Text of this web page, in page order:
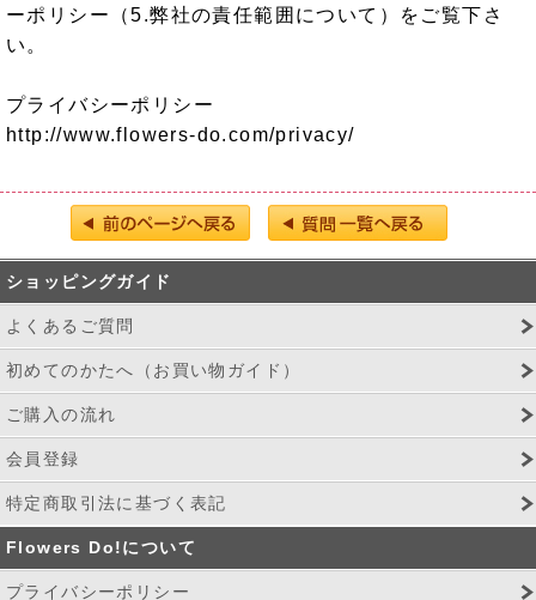
ーポリシー（5.弊社の責任範囲について）をご覧下さ
い。
プライバシーポリシー
http://www.flowers-do.com/privacy/
ショッピングガイド
よくあるご質問
初めてのかたへ（お買い物ガイド）
ご購入の流れ
会員登録
特定商取引法に基づく表記
Flowers Do!について
プライバシーポリシー